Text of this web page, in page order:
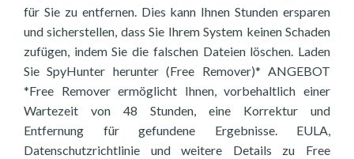
für Sie zu entfernen. Dies kann Ihnen Stunden ersparen
und sicherstellen, dass Sie Ihrem System keinen Schaden
zufügen, indem Sie die falschen Dateien löschen. Laden
Sie SpyHunter herunter (Free Remover)* ANGEBOT
*Free Remover ermöglicht Ihnen, vorbehaltlich einer
Wartezeit von 48 Stunden, eine Korrektur und
Entfernung für gefundene Ergebnisse. EULA,
Datenschutzrichtlinie und weitere Details zu Free